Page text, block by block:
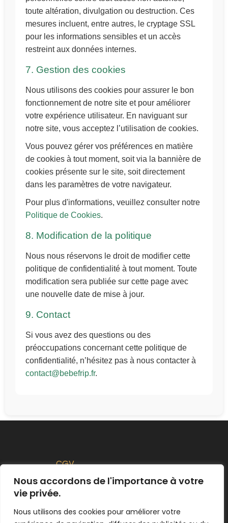
Nous accordons de l'importance à votre
vie privée.
Nous utilisons des cookies pour améliorer votre
toute altération, divulgation ou destruction. Ces
mesures incluent, entre autres, le cryptage SSL
pour les informations sensibles et un accès
restreint aux données internes.
7. Gestion des cookies
Nous utilisons des cookies pour assurer le bon
fonctionnement de notre site et pour améliorer
votre expérience utilisateur. En naviguant sur
notre site, vous acceptez l’utilisation de cookies.
Vous pouvez gérer vos préférences en matière
de cookies à tout moment, soit via la bannière de
cookies présente sur le site, soit directement
dans les paramètres de votre navigateur.
Pour plus d'informations, veuillez consulter notre
Politique de Cookies.
8. Modification de la politique
Nous nous réservons le droit de modifier cette
politique de confidentialité à tout moment. Toute
modification sera publiée sur cette page avec
une nouvelle date de mise à jour.
9. Contact
Si vous avez des questions ou des
préoccupations concernant cette politique de
confidentialité, n’hésitez pas à nous contacter à
contact@bebefrip.fr.
CGV
Politique de Remboursement
Politique de confidentialité